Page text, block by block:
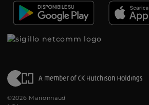
©2026 Marionnaud